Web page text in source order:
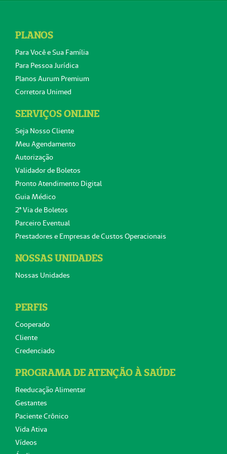
PLANOS
Para Você e Sua Família
Para Pessoa Jurídica
Planos Aurum Premium
Corretora Unimed
SERVIÇOS ONLINE
Seja Nosso Cliente
Meu Agendamento
Autorização
Validador de Boletos
Pronto Atendimento Digital
Guia Médico
2ª Via de Boletos
Parceiro Eventual
Prestadores e Empresas de Custos Operacionais
NOSSAS UNIDADES
Nossas Unidades
PERFIS
Cooperado
Cliente
Credenciado
PROGRAMA DE ATENÇÃO À SAÚDE
Reeducação Alimentar
Gestantes
Paciente Crônico
Vida Ativa
Vídeos